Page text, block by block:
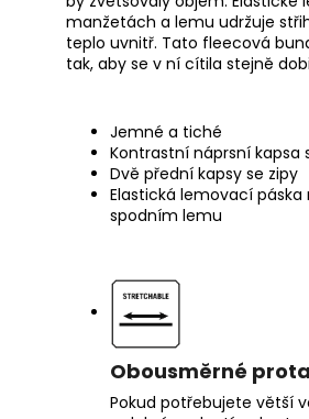
manžetách a lemu udržuje
teplo uvnitř. Tato fleecová
tak, aby se v ní cítila stejně
Jemné a tiché
Kontrastní náprsní kapsa
Dvě přední kapsy se zipy
Elastická lemovací páska
spodním lemu
Obousměrné
Pokud potřebujete větší